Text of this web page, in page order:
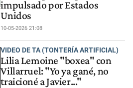
impulsado por Estados
Unidos
10-05-2026 21:08
VIDEO DE TA (TONTERÍA ARTIFICIAL)
Lilia Lemoine "boxea" con
Villarruel: "Yo ya gané, no
traicioné a Javier..."